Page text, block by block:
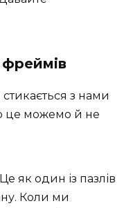
фреймів
з нами
це можемо й не
як один із пазлів
Коли ми